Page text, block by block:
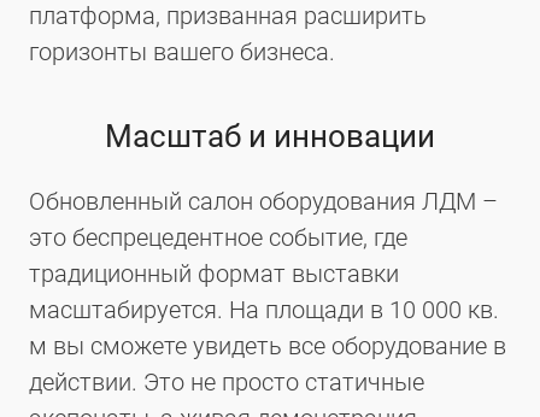
платформа, призванная расширить
горизонты вашего бизнеса.
Масштаб и инновации
Обновленный салон оборудования ЛДМ –
это беспрецедентное событие, где
традиционный формат выставки
масштабируется. На площади в 10 000 кв.
м вы сможете увидеть все оборудование в
действии. Это не просто статичные